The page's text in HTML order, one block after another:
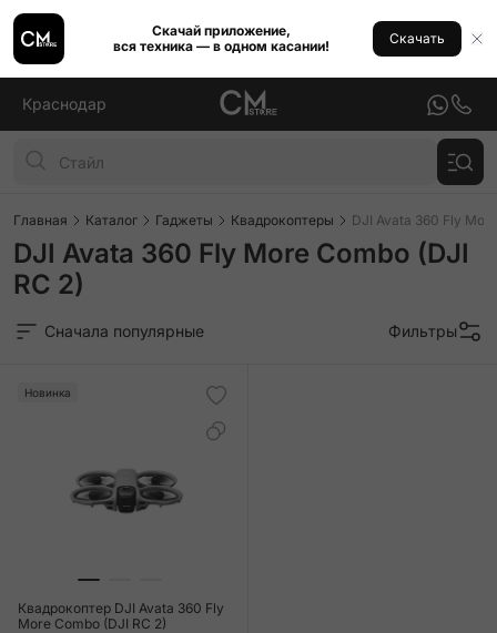
Скачай приложение,
вся техника — в одном касании!
Скачать
Краснодар
Главная Каталог Гаджеты Квадрокоптеры DJI Avata 360 Fly
DJI Avata 360 Fly More Combo (DJI
RC 2)
Сначала популярные Фильтры
Новинка
Квадрокоптер DJI Avata 360 Fly
More Combo (DJI RC 2)